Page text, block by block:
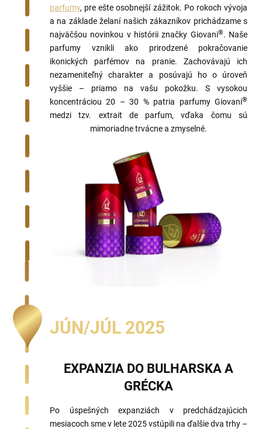
parfumy, pre ešte osobnejší zážitok. Po rokoch vývoja
a na základe želaní našich zákazníkov prichádzame s
najväčšou novinkou v histórii značky Giovani®. Naše
parfumy vznikli ako prirodzené pokračovanie
ikonických parfémov na pranie. Zachovávajú ich
nezameniteľný charakter a posúvajú ho o úroveň
vyššie – priamo na vašu pokožku. S vysokou
koncentráciou 20 – 30 % patria parfumy Giovani®
medzi tzv. extrait de parfum, vďaka čomu sú
mimoriadne trvácne a zmyselné.
JÚN/JÚL 2025
EXPANZIA DO BULHARSKA A
GRÉCKA
Po úspešných expanziách v predchádzajúcich
mesiacoch sme v lete 2025 vstúpili na ďalšie dva trhy –